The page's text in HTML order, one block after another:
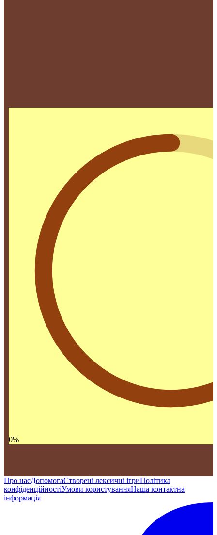
0%
Про насДопомогаСтворені лексичні ігриПолітика
конфіденційностіУмови користуванняНаша контактна
інформація